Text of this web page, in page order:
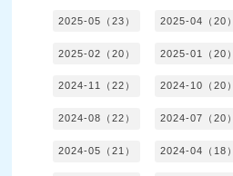
2025-05（23） 2025-04（20）
2025-02（20） 2025-01（20）
2024-11（22） 2024-10（20）
2024-08（22） 2024-07（20）
2024-05（21） 2024-04（18）